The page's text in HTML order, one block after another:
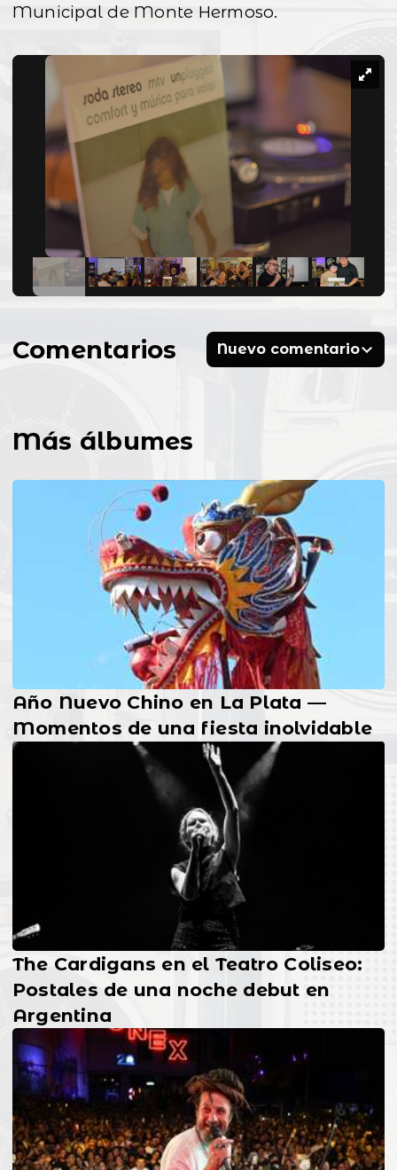
Municipal de Monte Hermoso.
Más álbumes
Año Nuevo Chino en La Plata —
Momentos de una fiesta inolvidable
The Cardigans en el Teatro Coliseo:
Postales de una noche debut en
Argentina
Comentarios Nuevo comentario